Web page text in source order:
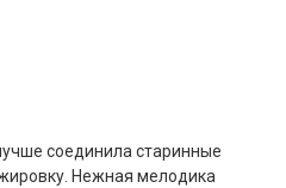
соединила старинные
Нежная мелодика